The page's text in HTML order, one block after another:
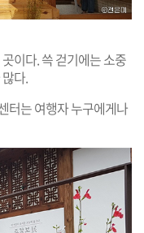
이다. 쓱 걷기에는 소중
다.
터는 여행자 누구에게나